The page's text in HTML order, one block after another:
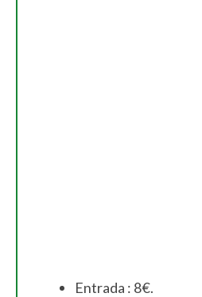
Entrada : 8€.